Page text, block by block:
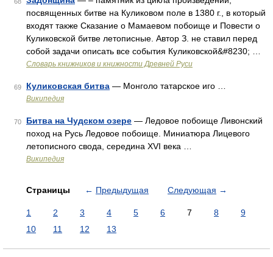
посвященных битве на Куликовом поле в 1380 г., в который
входят также Сказание о Мамаевом побоище и Повести о
Куликовской битве летописные. Автор З. не ставил перед
собой задачи описать все события Куликовской&#8230; …
Словарь книжников и книжности Древней Руси
69 Куликовская битва — Монголо татарское иго …
Википедия
70 Битва на Чудском озере — Ледовое побоище Ливонский
поход на Русь Ледовое побоище. Миниатюра Лицевого
летописного свода, середина XVI века …
Википедия
Страницы ← Предыдущая Следующая →
1 2 3 4 5 6 7 8
9
10
11 12 13